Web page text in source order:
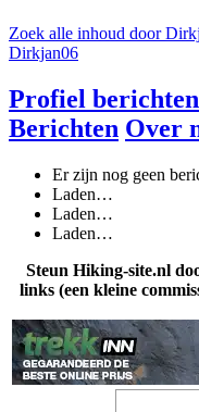
Zoek alle inhoud door
Dirkjan06
Profiel berichten
Berichten Over
Er zijn nog geen
Laden…
Laden…
Laden…
Steun Hiking-site.nl
links (een kleine